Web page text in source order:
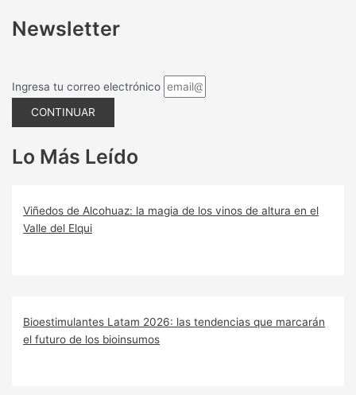
Newsletter
Ingresa tu correo electrónico
CONTINUAR
Lo Más Leído
Viñedos de Alcohuaz: la magia de los vinos de altura en el
Valle del Elqui
Bioestimulantes Latam 2026: las tendencias que marcarán
el futuro de los bioinsumos